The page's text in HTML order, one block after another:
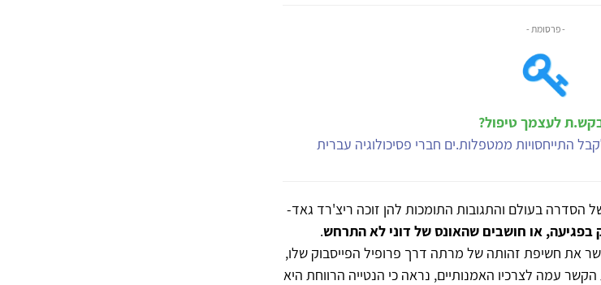
- פרסומת -
לעצמך טיפול?
התייחסויות ממטפלות.ים חברי פסיכולוגיה עברית
הסדרה בעולם והתגובות התומכות להן זוכה ריצ'רד גאד-
או חושבים שהאונס של דוני לא התרחש.
את חשיפת זהותה של מרתה דרך פרופיל הפייסבוק שלו,
עמה לצרכיו האמנותיים, נראה כי הנטייה הרווחת היא